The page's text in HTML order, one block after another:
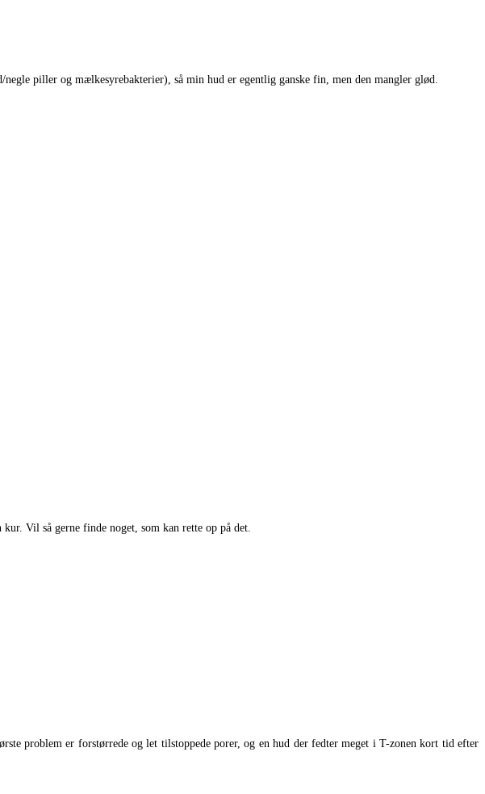
piller og mælkesyrebakterier), så min hud er egentlig ganske fin, men den mangler glød.
Vil så gerne finde noget, som kan rette op på det.
problem er forstørrede og let tilstoppede porer, og en hud der fedter meget i T-zonen kort tid efter